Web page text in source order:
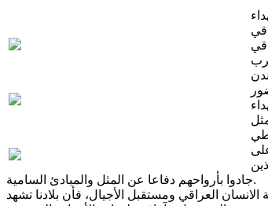
غرب
على
جادوا بأرواحهم دفاعا عن المثل والمبادئ السامية.
العراقي ومستقبل الأجيال، فأن بلادنا تشهد